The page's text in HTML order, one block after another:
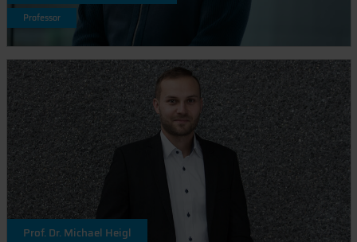
Professor
Prof. Dr. Michael Heigl